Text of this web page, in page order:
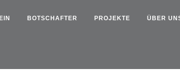
BOTSCHAFTER PROJEKTE ÜBER